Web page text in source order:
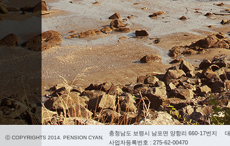
ⓒ COPYRIGHTS 2014. PENSION CYAN.
충청남도 보령시 남포면 양항리 660-17번지
사업자등록번호 : 275-62-00470